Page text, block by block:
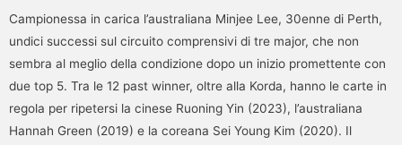
Campionessa in carica l’australiana Minjee Lee, 30enne di Perth,
undici successi sul circuito comprensivi di tre major, che non
sembra al meglio della condizione dopo un inizio promettente con
due top 5. Tra le 12 past winner, oltre alla Korda, hanno le carte in
regola per ripetersi la cinese Ruoning Yin (2023), l’australiana
Hannah Green (2019) e la coreana Sei Young Kim (2020). Il